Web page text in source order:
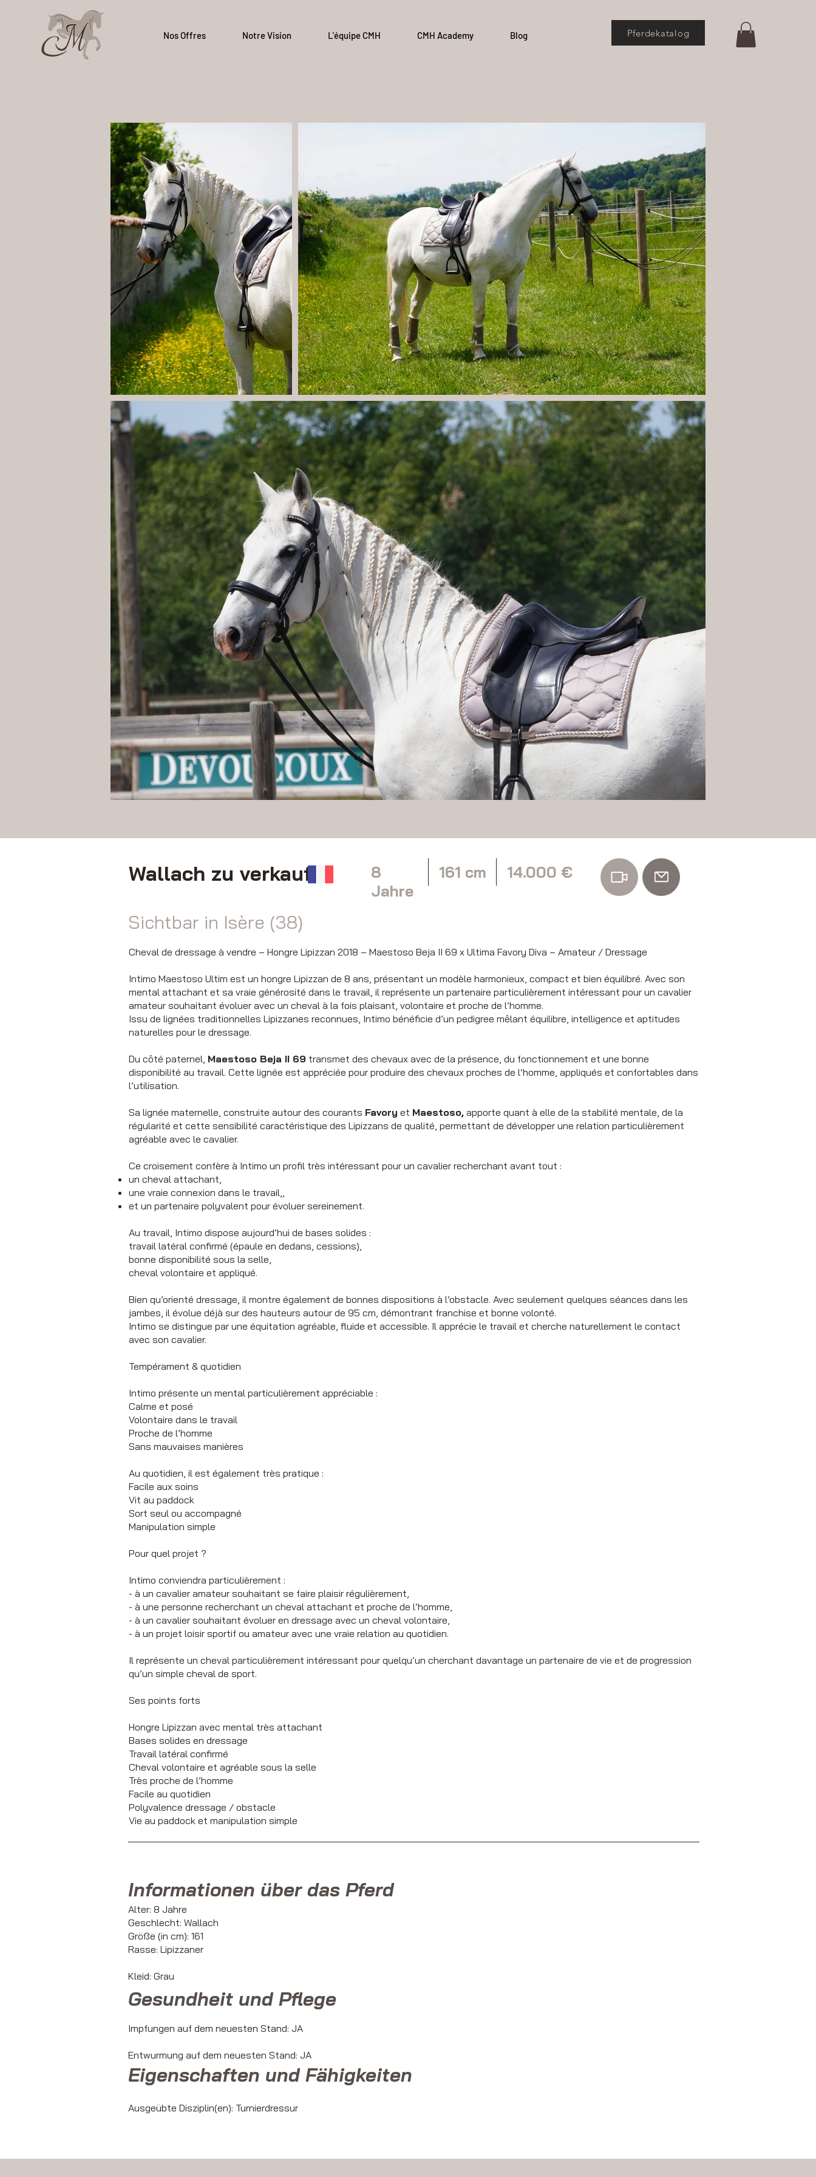
Nos Offres Notre Vision L'équipe CMH CMH Academy Blog Pferdekatalog
Wallach zu verkaufen
8
Jahre
161 cm 14.000 €
Sichtbar in Isère (38)
Cheval de dressage à vendre – Hongre Lipizzan 2018 – Maestoso Beja II 69 x Ultima Favory Diva – Amateur / Dressage
Intimo Maestoso Ultim est un hongre Lipizzan de 8 ans, présentant un modèle harmonieux, compact et bien équilibré. Avec son
mental attachant et sa vraie générosité dans le travail, il représente un partenaire particulièrement intéressant pour un cavalier
amateur souhaitant évoluer avec un cheval à la fois plaisant, volontaire et proche de l’homme.
Issu de lignées traditionnelles Lipizzanes reconnues, Intimo bénéficie d’un pedigree mêlant équilibre, intelligence et aptitudes
naturelles pour le dressage.
Du côté paternel, Maestoso Beja II 69 transmet des chevaux avec de la présence, du fonctionnement et une bonne
disponibilité au travail. Cette lignée est appréciée pour produire des chevaux proches de l’homme, appliqués et confortables dans
l’utilisation.
Sa lignée maternelle, construite autour des courants Favory et Maestoso, apporte quant à elle de la stabilité mentale, de la
régularité et cette sensibilité caractéristique des Lipizzans de qualité, permettant de développer une relation particulièrement
agréable avec le cavalier.
Ce croisement confère à Intimo un profil très intéressant pour un cavalier recherchant avant tout :
un cheval attachant,
une vraie connexion dans le travail,,
et un partenaire polyvalent pour évoluer sereinement.
Au travail, Intimo dispose aujourd’hui de bases solides :
travail latéral confirmé (épaule en dedans, cessions),
bonne disponibilité sous la selle,
cheval volontaire et appliqué.
Bien qu’orienté dressage, il montre également de bonnes dispositions à l’obstacle. Avec seulement quelques séances dans les
jambes, il évolue déjà sur des hauteurs autour de 95 cm, démontrant franchise et bonne volonté.
Intimo se distingue par une équitation agréable, fluide et accessible. Il apprécie le travail et cherche naturellement le contact
avec son cavalier.
Tempérament & quotidien
Intimo présente un mental particulièrement appréciable :
Calme et posé
Volontaire dans le travail
Proche de l’homme
Sans mauvaises manières
Au quotidien, il est également très pratique :
Facile aux soins
Vit au paddock
Sort seul ou accompagné
Manipulation simple
Pour quel projet ?
Intimo conviendra particulièrement :
- à un cavalier amateur souhaitant se faire plaisir régulièrement,
- à une personne recherchant un cheval attachant et proche de l’homme,
- à un cavalier souhaitant évoluer en dressage avec un cheval volontaire,
- à un projet loisir sportif ou amateur avec une vraie relation au quotidien.
Il représente un cheval particulièrement intéressant pour quelqu’un cherchant davantage un partenaire de vie et de progression
qu’un simple cheval de sport.
Ses points forts
Hongre Lipizzan avec mental très attachant
Bases solides en dressage
Travail latéral confirmé
Cheval volontaire et agréable sous la selle
Très proche de l’homme
Facile au quotidien
Polyvalence dressage / obstacle
Vie au paddock et manipulation simple
Informationen über das Pferd
Alter: 8 Jahre
Geschlecht: Wallach
Größe (in cm): 161
Rasse: Lipizzaner
Kleid: Grau
Gesundheit und Pflege
Impfungen auf dem neuesten Stand: JA
Entwurmung auf dem neuesten Stand: JA
Eigenschaften und Fähigkeiten
Ausgeübte Disziplin(en): Turnierdressur